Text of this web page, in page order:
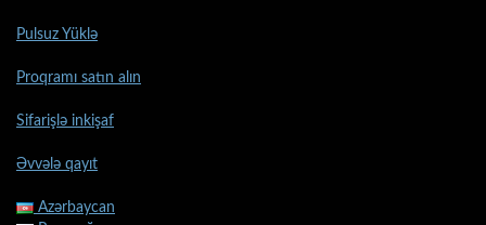
Pulsuz Yüklə
Proqramı satın alın
Sifarişlə inkişaf
Əvvələ qayıt
Azərbaycan